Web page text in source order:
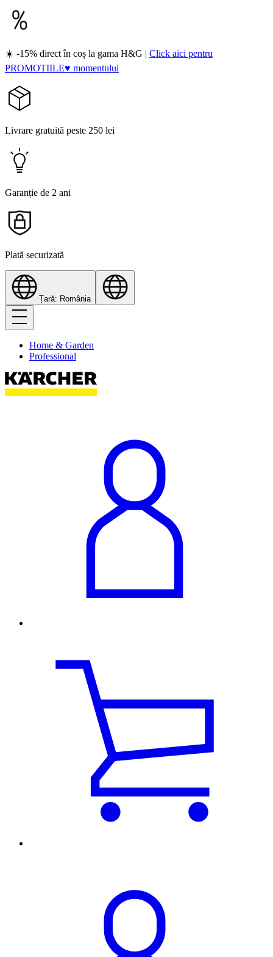
☀️ -15% direct în coș la gama H&G | Click aici pentru
PROMOTIILE♥ momentului
Livrare gratuită peste 250 lei
Garanție de 2 ani
Plată securizată
Țară: România
Home & Garden
Professional